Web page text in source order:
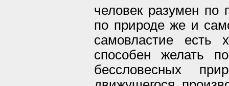
человек разумен по
по природе же и
самовластие есть
способен желать
бессловесных